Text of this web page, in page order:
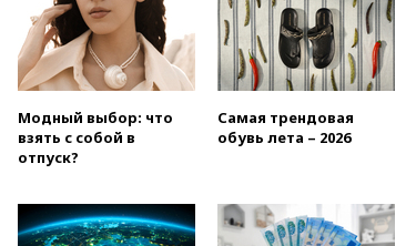
Модный выбор: что
взять с собой в
отпуск?
Самая трендовая
обувь лета – 2026